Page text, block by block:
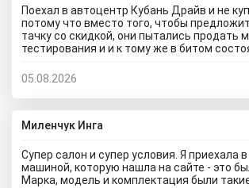
Поехал в автоцентр Кубань Драйв и не
потому что вместо того, чтобы
тачку со скидкой, они пытались продать
тестирования и и к тому же в битом
скорее всего скажет, что эти машины
что не теряйте время, обратитесь к
дилеру и рекламе в интернете не верьте,
прокатитесь туда сюда зря.. а стоило
автосалон Кубань Драйв отзывы
05.08.2026
Миленчук Инга
Супер салон и супер условия. Я приехала
машиной, которую нашла на сайте - это
Марка, модель и комплектация были